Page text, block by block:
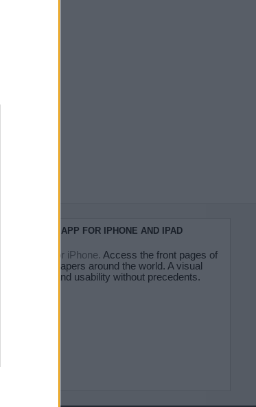
KIOSKO.NET APP FOR IPHONE AND IPAD
Kiosko.net for iPhone. Access the front pages of
major newspapers around the world. A visual
experience and usability without precedents.